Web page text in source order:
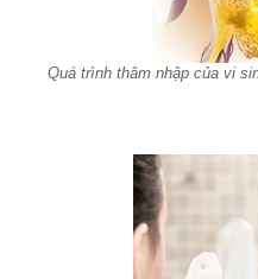
Quá trình thâm nhập của vi